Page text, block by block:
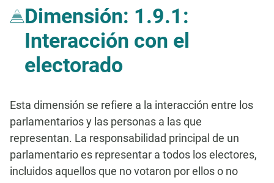
Dimensión: 1.9.1:
Interacción con el
electorado
Esta dimensión se refiere a la interacción entre los
parlamentarios y las personas a las que
representan. La responsabilidad principal de un
parlamentario es representar a todos los electores,
incluidos aquellos que no votaron por ellos o no